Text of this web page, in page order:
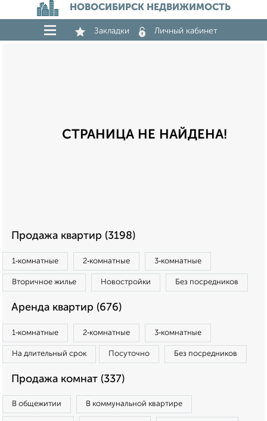
НОВОСИБИРСК НЕДВИЖИМОСТЬ
Закладки Личный кабинет
СТРАНИЦА НЕ НАЙДЕНА!
Продажа квартир (3198)
1‑комнатные 2‑комнатные 3‑комнатные
Вторичное жилье Новостройки Без посредников
Аренда квартир (676)
1‑комнатные 2‑комнатные 3‑комнатные
На длительный срок Посуточно Без посредников
Продажа комнат (337)
В общежитии В коммунальной квартире